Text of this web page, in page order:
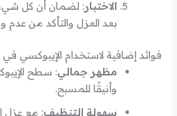
الاختبار: لضمان أن كل شيء
بعد العزل والتأكد من
فوائد إضافية لاستخدام الإيبوكسي في
مظهر جمالي: سطح
وأنيقًا للمسبح.
سهولة التنظيف: مع عزل